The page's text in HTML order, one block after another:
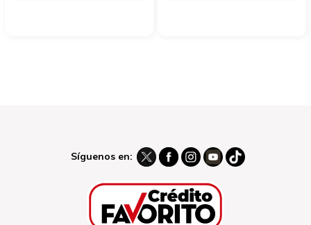
Síguenos en: